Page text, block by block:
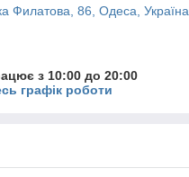
Филатова, 86, Одеса, Україна
з 10:00 до 20:00
графік роботи